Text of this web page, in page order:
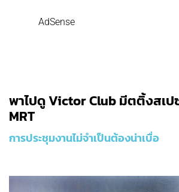
AdSense
พาไปดู Victor Club มีตติ้งสเ
MRT
การประชุมงานไม่จำเป็นต้องน่าเบื่อ